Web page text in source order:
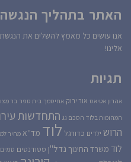
האתר בתהליך הנגשה
אנו עושים כל מאמץ להשלים את
אלינו!
תגיות
אהרון אטיאס אור ירוק אחיסמך בית ספר בר
המהומות בלוד הסכם גג התחדשות
הרוש ילדים כדורגל לוד מד''א מחיר
לוד משרד החינוך נדל''ן סטודנטים סמים